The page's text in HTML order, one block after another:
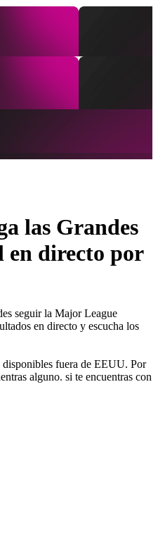
las Grandes
en directo por
seguir la Major League
en directo y escucha los
disponibles fuera de EEUU. Por
alguno. si te encuentras con